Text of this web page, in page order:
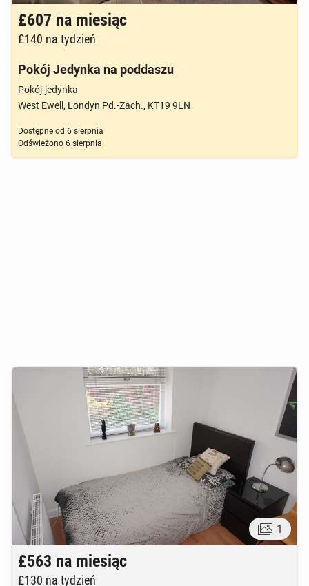
£607 na miesiąc
£140 na tydzień
Pokój Jedynka na poddaszu
Pokój-jedynka
West Ewell, Londyn Pd.-Zach., KT19 9LN
Dostępne od 6 sierpnia
Odświeżono 6 sierpnia
1
£563 na miesiąc
£130 na tydzień